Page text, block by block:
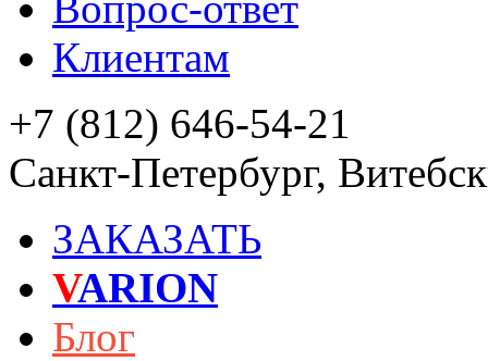
Клиентам
+7 (812) 646-54-21
Санкт-Петербург,
ЗАКАЗАТЬ
VARION
Блог